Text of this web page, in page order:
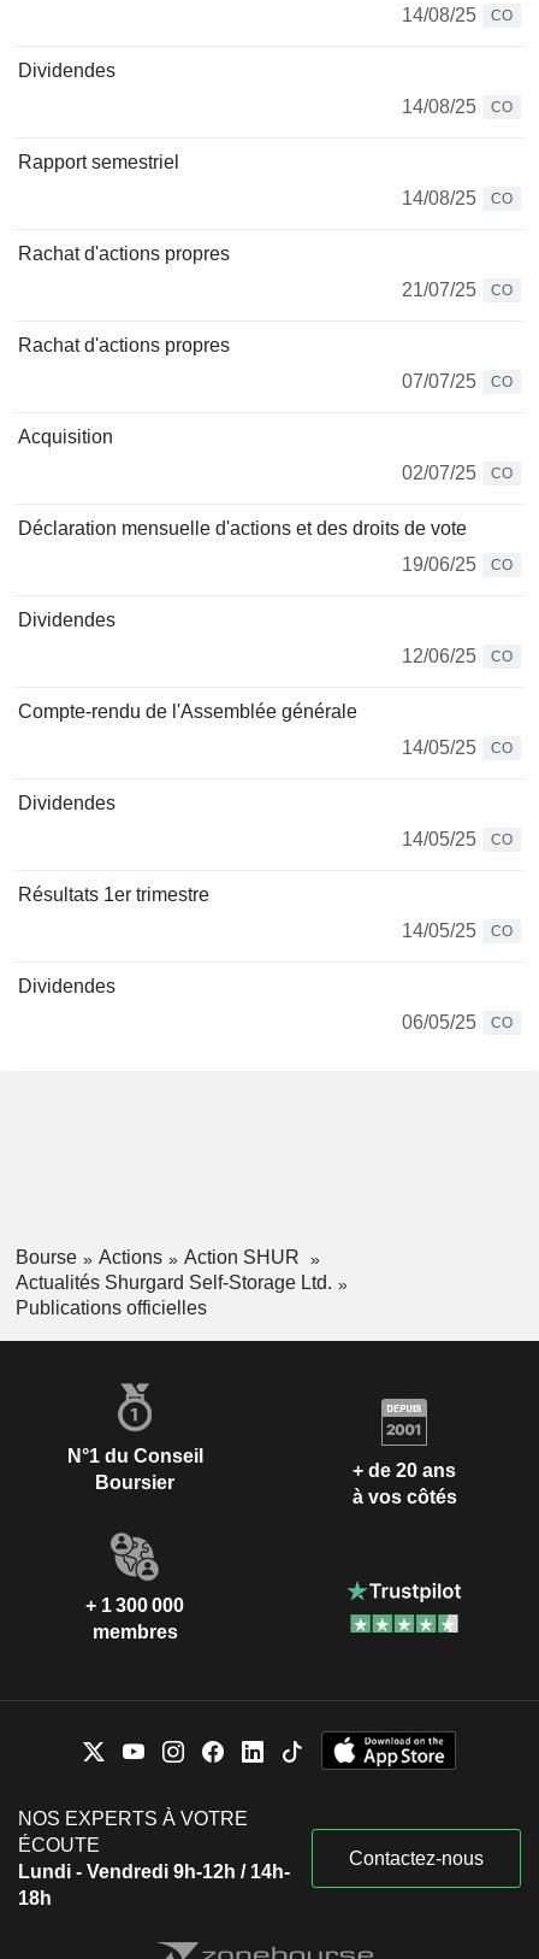
14/08/25
CO
Dividendes
14/08/25
CO
Rapport semestriel
14/08/25
CO
Rachat d'actions propres
21/07/25
CO
Rachat d'actions propres
07/07/25
CO
Acquisition
02/07/25
CO
Déclaration mensuelle d'actions et des droits de vote
19/06/25
CO
Dividendes
12/06/25
CO
Compte-rendu de l'Assemblée générale
14/05/25
CO
Dividendes
14/05/25
CO
Résultats 1er trimestre
14/05/25
CO
Dividendes
06/05/25
CO
Bourse Actions
Action SHUR
Actualités Shurgard Self-Storage Ltd.
Publications officielles
N°1 du Conseil
Boursier
+ de 20 ans
à vos côtés
+ 1 300 000
membres
NOS EXPERTS À VOTRE
ÉCOUTE
Lundi - Vendredi 9h-12h / 14h-
18h
Contactez-nous